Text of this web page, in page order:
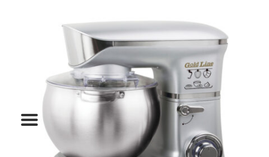
גאדג'טס וכלי מטבח
אחסון למטבח
סכינים
קפה ותה
גיפט קארד
כלי בית
המותגים שלנו